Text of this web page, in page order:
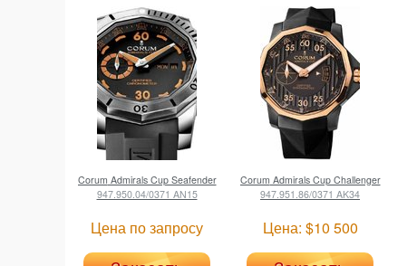
Corum Admirals Cup Seafender
947.950.04/0371 AN15
Цена по запросу
Corum Admirals Cup Challenger
947.951.86/0371 AK34
Цена: $10 500